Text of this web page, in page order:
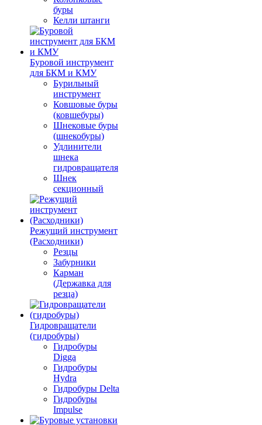
буры
Келли штанги
Буровой инструмент
для БКМ и КМУ
Бурильный
инструмент
Ковшовые буры
(ковшебуры)
Шнековые буры
(шнекобуры)
Удлинители
шнека
гидровращателя
Шнек
секционный
Режущий инструмент
(Расходники)
Резцы
Забурники
Карман
(Державка для
резца)
Гидровращатели
(гидробуры)
Гидробуры
Digga
Гидробуры
Hydra
Гидробуры Delta
Гидробуры
Impulse